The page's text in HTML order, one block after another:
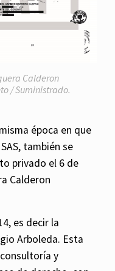
Calderon
/ Suministrado.
época en que
también se
privado el 6 de
Calderon
es decir la
Arboleda. Esta
y